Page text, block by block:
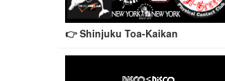
👉 Shinjuku Toa-Kaikan